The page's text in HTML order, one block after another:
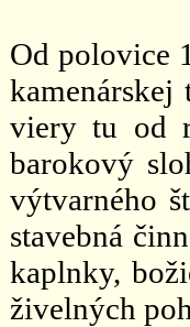
Od polovice
viery tu od
barokový
výtvarného
stavebná
kaplnky,
živelných